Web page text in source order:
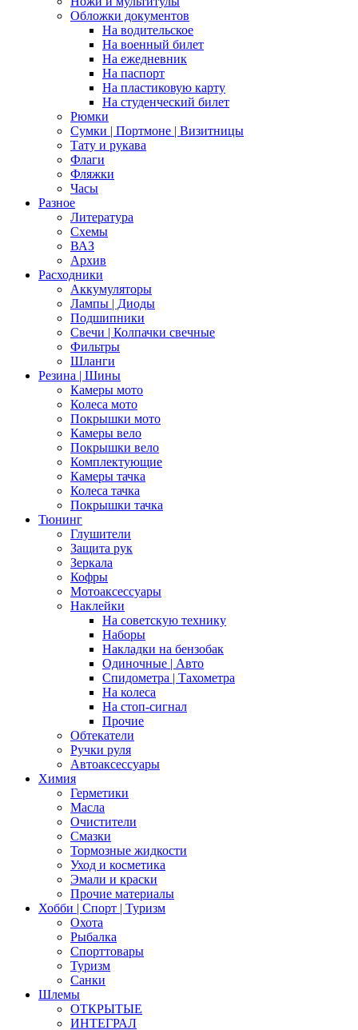
Обложки документов
На водительское
На военный билет
На ежедневник
На паспорт
На пластиковую карту
На студенческий билет
Рюмки
Сумки | Портмоне | Визитницы
Тату и рукава
Флаги
Фляжки
Часы
Разное
Литература
Схемы
ВАЗ
Архив
Расходники
Аккумуляторы
Лампы | Диоды
Подшипники
Свечи | Колпачки свечные
Фильтры
Шланги
Резина | Шины
Камеры мото
Колеса мото
Покрышки мото
Камеры вело
Покрышки вело
Комплектующие
Камеры тачка
Колеса тачка
Покрышки тачка
Тюнинг
Глушители
Защита рук
Зеркала
Кофры
Мотоаксессуары
Наклейки
На советскую технику
Наборы
Накладки на бензобак
Одиночные | Авто
Спидометра | Тахометра
На колеса
На стоп-сигнал
Прочие
Обтекатели
Ручки руля
Автоаксессуары
Химия
Герметики
Масла
Очистители
Смазки
Тормозные жидкости
Уход и косметика
Эмали и краски
Прочие материалы
Хобби | Cпорт | Туризм
Охота
Рыбалка
Спорттовары
Туризм
Санки
Шлемы
ОТКРЫТЫЕ
ИНТЕГРАЛ